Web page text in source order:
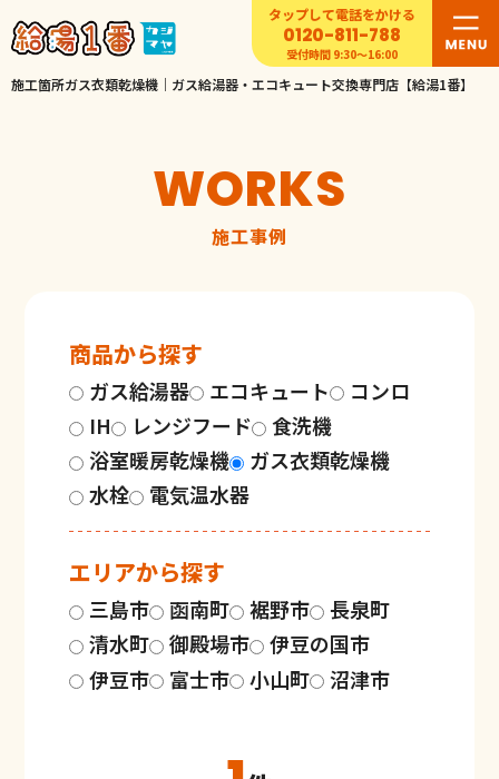
施工箇所ガス衣類乾燥機｜ガス給湯器・エコキュート交換専門店【給湯1番】
WORKS
施工事例
商品から探す
ガス給湯器 エコキュート
コンロ
IH
レンジフード
食洗機
浴室暖房乾燥機
ガス衣類乾燥機
水栓
電気温水器
エリアから探す
三島市 函南町 裾野市
長泉町
清水町
御殿場市
伊豆の国市
伊豆市
富士市 小山町 沼津市
タップして電話をかける
0120-811-788
受付時間 9:30〜16:00